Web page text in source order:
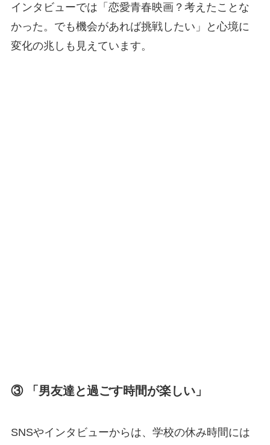
インタビューでは「恋愛青春映画？考えたことな
かった。でも機会があれば挑戦したい」と心境に
変化の兆しも見えています。
③ 「男友達と過ごす時間が楽しい」
SNSやインタビューからは、学校の休み時間には